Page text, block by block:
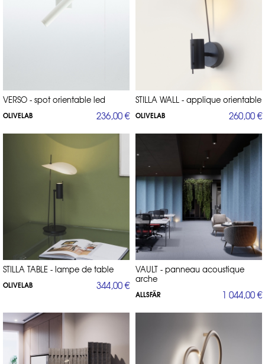
VERSO - spot orientable led
OLIVELAB 236,00 €
STILLA WALL - applique orientable
OLIVELAB 260,00 €
STILLA TABLE - lampe de table
OLIVELAB 344,00 €
VAULT - panneau acoustique
arche
ALLSFÄR 1 044,00 €